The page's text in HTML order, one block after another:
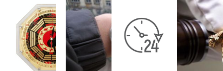
从传统到现
代的市场考
量
超值库存，
品质与美学
的邂逅
能化进阶
J.Harrison
全自动机械
手表厂价直
销 2010新
春送礼臻选